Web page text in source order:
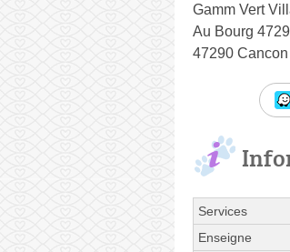
Gamm Vert
Au Bourg
47290 Cancon
Services
Enseigne